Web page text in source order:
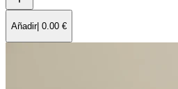
Añadir| 0.00 €